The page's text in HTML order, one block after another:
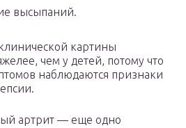
высыпаний.
картины
чем у детей, потому что
наблюдаются признаки
артрит — еще одно